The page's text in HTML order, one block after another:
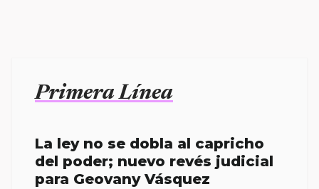
Primera Línea
La ley no se dobla al capricho
del poder; nuevo revés judicial
para Geovany Vásquez